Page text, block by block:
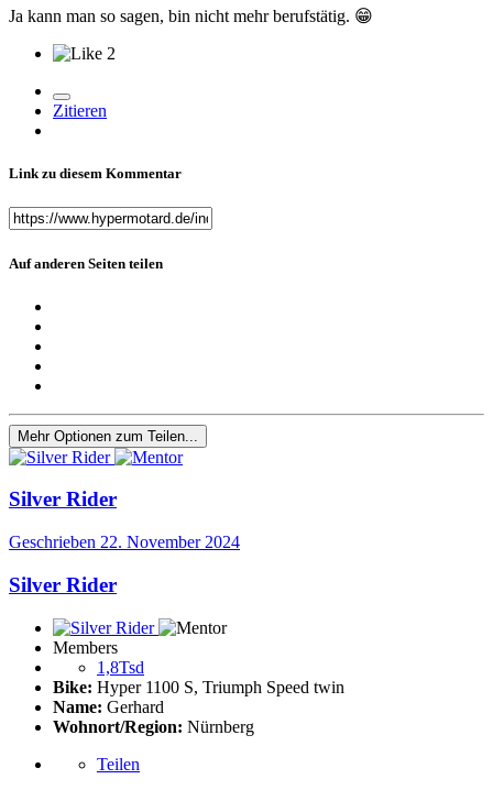
Ja kann man so sagen, bin nicht mehr berufstätig. 😁
2
Zitieren
Link zu diesem Kommentar
Auf anderen Seiten teilen
Mehr Optionen zum Teilen...
Silver Rider
Geschrieben 22. November 2024
Silver Rider
Members
1,8Tsd
Bike: Hyper 1100 S, Triumph Speed twin
Name: Gerhard
Wohnort/Region: Nürnberg
Teilen